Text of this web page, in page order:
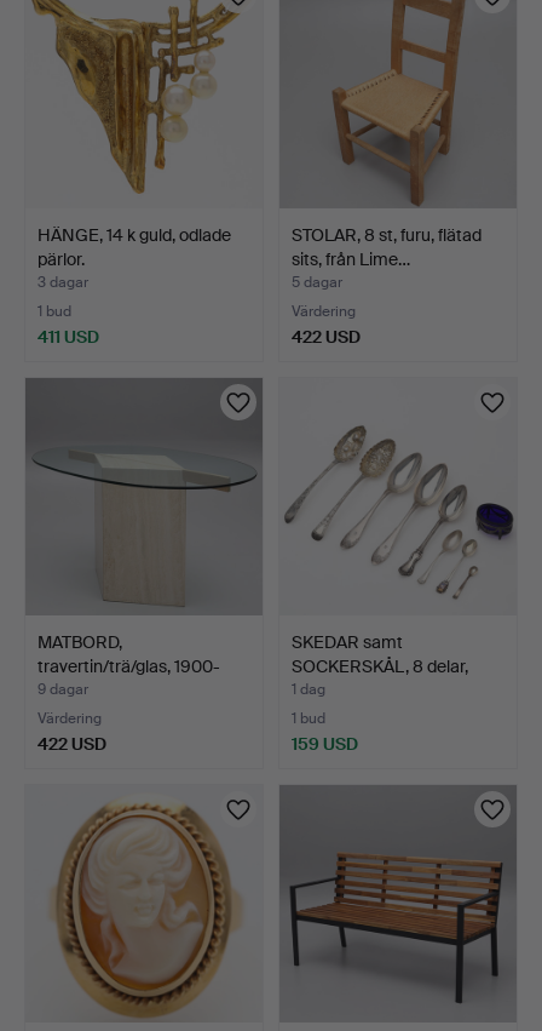
HÄNGE, 14 k guld, odlade
pärlor.
3 dagar
1 bud
411 USD
STOLAR, 8 st, furu, flätad
sits, från Lime…
5 dagar
Värdering
422 USD
MATBORD,
travertin/trä/glas, 1900-
talets s…
9 dagar
Värdering
422 USD
SKEDAR samt
SOCKERSKÅL, 8 delar,
silver, g…
1 dag
1 bud
159 USD